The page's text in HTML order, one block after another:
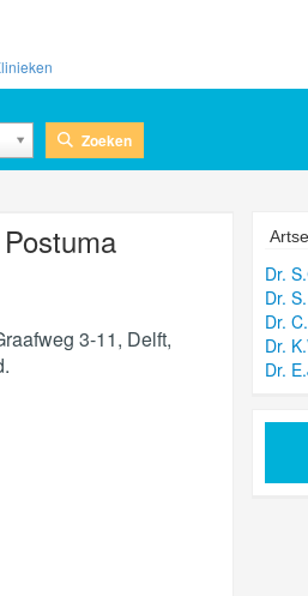
Zoeken
3-11, Delft,
Dr.
Dr.
Dr.
Dr.
Dr.